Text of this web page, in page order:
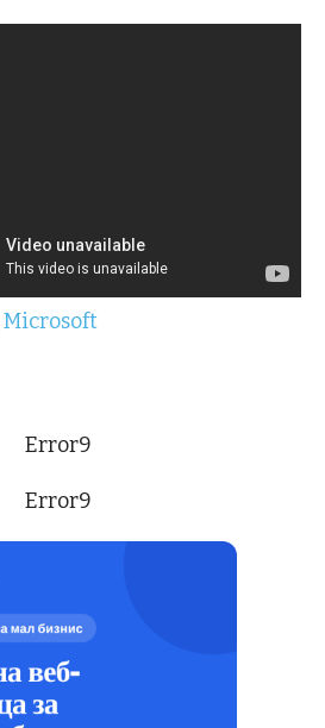
Microsoft
Error9
Error9